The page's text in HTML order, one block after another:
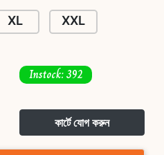
XL XXL
Instock: 392
কার্টে যোগ করুন